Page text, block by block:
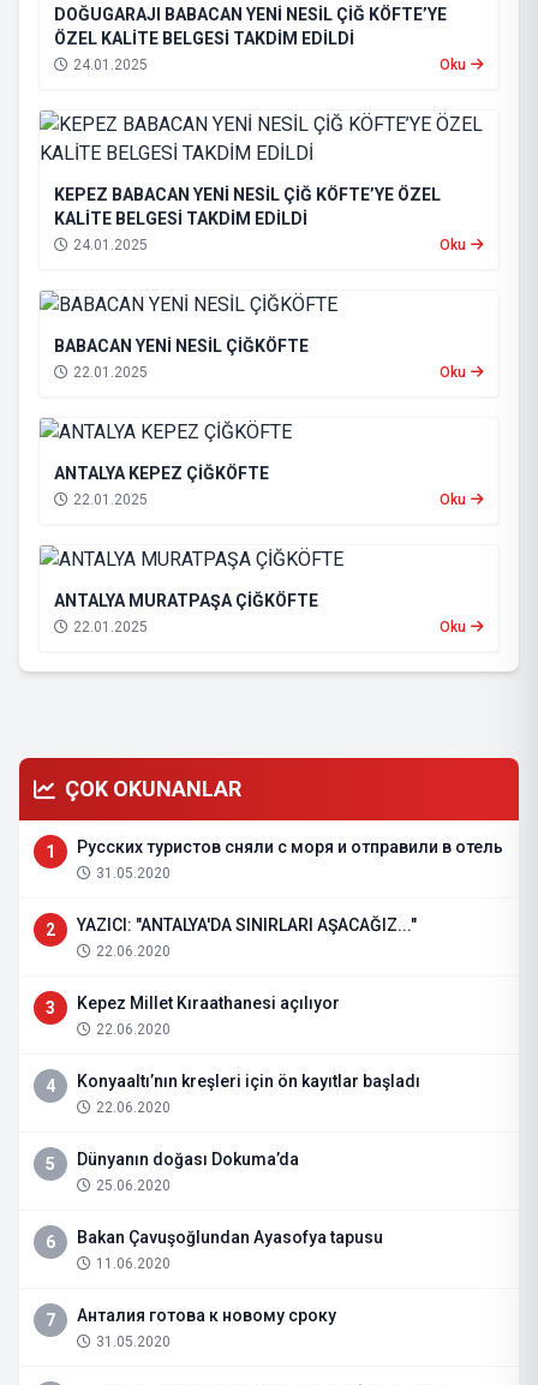
DOĞUGARAJI BABACAN YENİ NESİL ÇİĞ KÖFTE’YE
ÖZEL KALİTE BELGESİ TAKDİM EDİLDİ
24.01.2025 Oku
KEPEZ BABACAN YENİ NESİL ÇİĞ KÖFTE’YE ÖZEL
KALİTE BELGESİ TAKDİM EDİLDİ
24.01.2025 Oku
BABACAN YENİ NESİL ÇİĞKÖFTE
22.01.2025 Oku
ANTALYA KEPEZ ÇİĞKÖFTE
22.01.2025 Oku
ANTALYA MURATPAŞA ÇİĞKÖFTE
22.01.2025 Oku
ÇOK OKUNANLAR
1 Русских туристов сняли с моря и отправили в отель
31.05.2020
2 YAZICI: "ANTALYA'DA SINIRLARI AŞACAĞIZ..."
22.06.2020
3 Kepez Millet Kıraathanesi açılıyor
22.06.2020
4 Konyaaltı’nın kreşleri için ön kayıtlar başladı
22.06.2020
5 Dünyanın doğası Dokuma’da
25.06.2020
6 Bakan Çavuşoğlundan Ayasofya tapusu
11.06.2020
7 Анталия готова к новому сроку
31.05.2020